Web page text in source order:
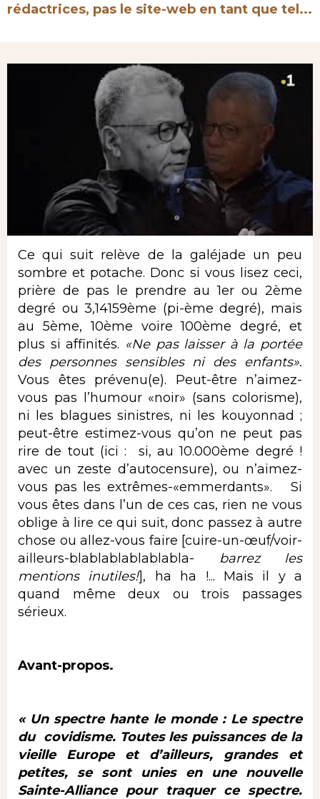
rédactrices, pas le site-web en tant que tel...
Ce qui suit relève de la galéjade un peu
sombre et potache. Donc si vous lisez ceci,
prière de pas le prendre au 1er ou 2ème
degré ou 3,14159ème (pi-ème degré), mais
au 5ème, 10ème voire 100ème degré, et
plus si affinités. «Ne pas laisser à la portée
des personnes sensibles ni des enfants».
Vous êtes prévenu(e). Peut-être n’aimez-
vous pas l’humour «noir» (sans colorisme),
ni les blagues sinistres, ni les kouyonnad ;
peut-être estimez-vous qu’on ne peut pas
rire de tout (ici : si, au 10.000ème degré !
avec un zeste d’autocensure), ou n’aimez-
vous pas les extrêmes-«emmerdants». Si
vous êtes dans l’un de ces cas, rien ne vous
oblige à lire ce qui suit, donc passez à autre
chose ou allez-vous faire [cuire-un-œuf/voir-
ailleurs-blablablablablabla- barrez les
mentions inutiles!], ha ha !... Mais il y a
quand même deux ou trois passages
sérieux.
Avant-propos.
« Un spectre hante le monde : Le spectre
du covidisme. Toutes les puissances de la
vieille Europe et d’ailleurs, grandes et
petites, se sont unies en une nouvelle
Sainte-Alliance pour traquer ce spectre.